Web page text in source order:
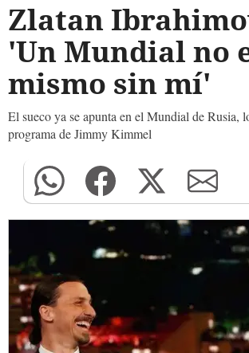
Zlatan
'Un Mundial no
mismo sin mí'
El sueco ya se apunta en el Mundial de Rusia,
programa de Jimmy Kimmel